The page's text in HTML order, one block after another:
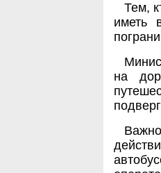
Тем,
иметь
на